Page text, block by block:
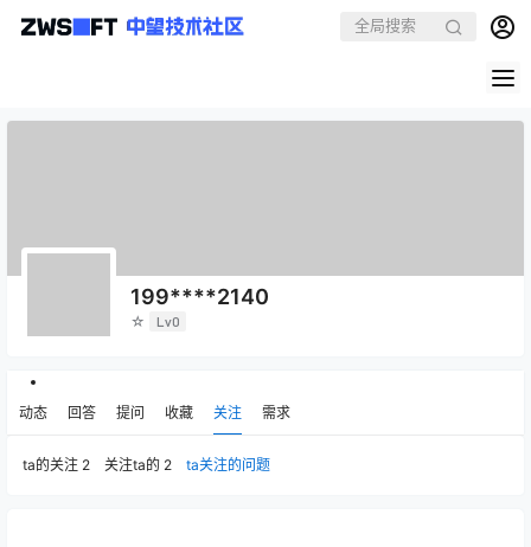
199****2140
☆ Lv0
动态 回答 提问 收藏 关注 需求
ta的关注 2 关注ta的 2 ta关注的问题